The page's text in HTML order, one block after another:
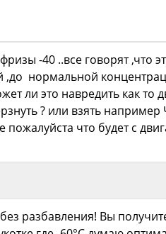
-40 ..все говорят ,что
,до нормальной
ли это навредить как то
? или взять
что будет с
разбавления! Вы